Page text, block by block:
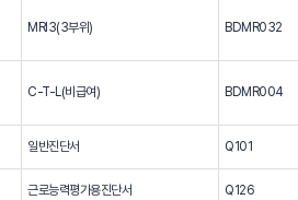
MRI3(3부위) BDMR032
C-T-L(비급여) BDMR004
일반진단서 Q101
근로능력평가용진단서 Q126